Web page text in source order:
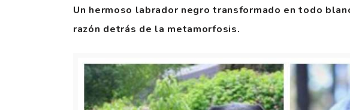
Un hermoso labrador negro transformado en todo
razón detrás de la metamorfosis.